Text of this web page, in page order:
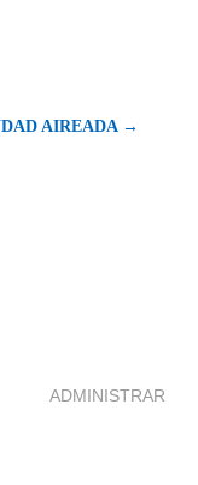
AIREADA →
ADMINISTRAR